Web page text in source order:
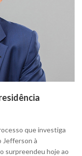
que investiga
Jefferson à
surpreendeu hoje ao